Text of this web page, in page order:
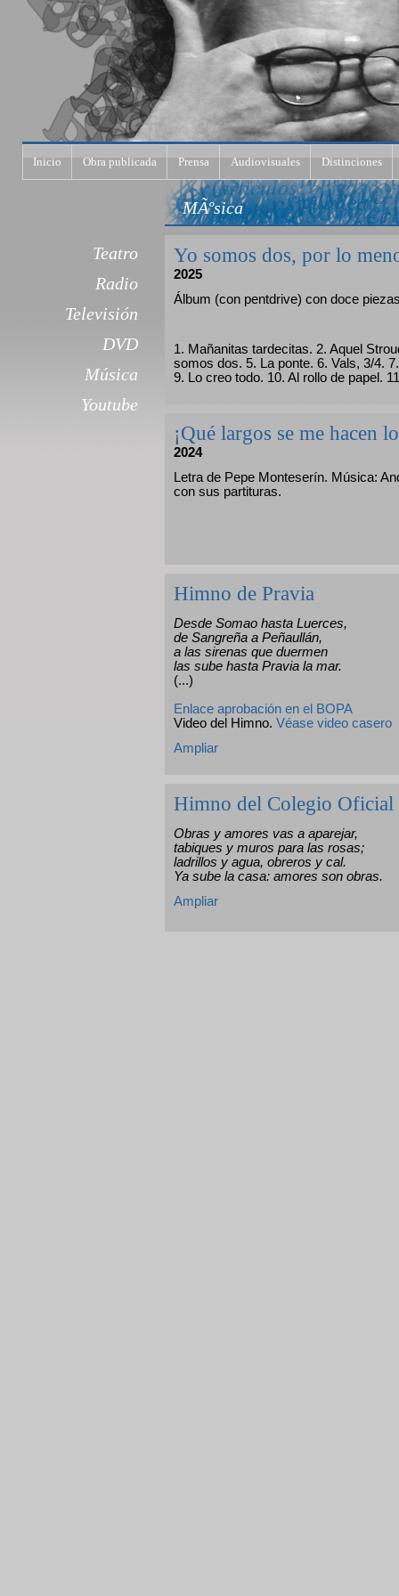
Inicio Obra publicada Prensa Audiovisuales Distinciones
Teatro
Radio
Televisión
DVD
Música
Youtube
MÃºsica
Yo somos dos, por lo
2025
Álbum (con pentdrive) con doce
1. Mañanitas tardecitas. 2. Aquel
somos dos. 5. La ponte. 6. Vals, 3/4.
9. Lo creo todo. 10. Al rollo de papel.
¡Qué largos se me hacen
2024
Letra de Pepe Monteserín. Música:
con sus partituras.
Himno de Pravia
Desde Somao hasta Luerces,
de Sangreña a Peñaullán,
a las sirenas que duermen
las sube hasta Pravia la mar.
(...)
Enlace aprobación en el BOPA
Video del Himno. Véase video casero
Ampliar
Himno del Colegio Oficial
Obras y amores vas a aparejar,
tabiques y muros para las rosas;
ladrillos y agua, obreros y cal.
Ya sube la casa: amores son obras.
Ampliar